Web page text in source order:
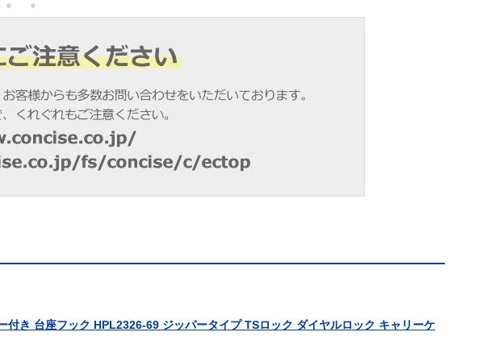
き 台座フック HPL2326-69 ジッパータイプ TSロック ダイヤルロック キャリーケ